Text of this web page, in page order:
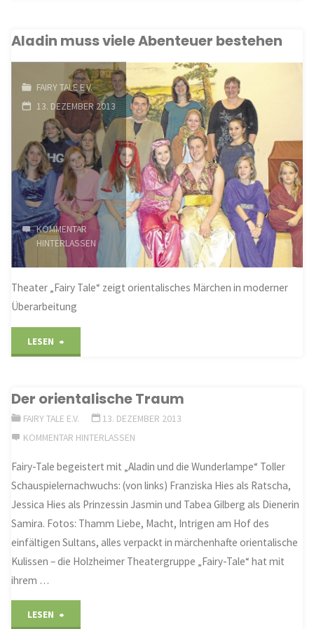
die
Kinder
in
den
Orient"
Aladin muss viele Abenteuer bestehen
FAIRY TALE E.V.
13. DEZEMBER 2013
KOMMENTAR
HINTERLASSEN
Theater „Fairy Tale“ zeigt orientalisches Märchen in moderner
Überarbeitung
LESEN
viele
Der orientalische Traum
FAIRY TALE E.V.
13. DEZEMBER 2013
KOMMENTAR HINTERLASSEN
Fairy-Tale begeistert mit „Aladin und die Wunderlampe“ Toller
Schauspielernachwuchs: (von links) Franziska Hies als Ratscha,
Jessica Hies als Prinzessin Jasmin und Tabea Gilberg als Dienerin
Samira. Fotos: Thamm Liebe, Macht, Intrigen am Hof des
einfältigen Sultans, alles verpackt in märchenhafte orientalische
Kulissen – die Holzheimer Theatergruppe „Fairy-Tale“ hat mit
ihrem …
LESEN